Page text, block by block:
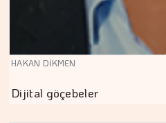
HAKAN DİKMEN
Dijital göçebeler